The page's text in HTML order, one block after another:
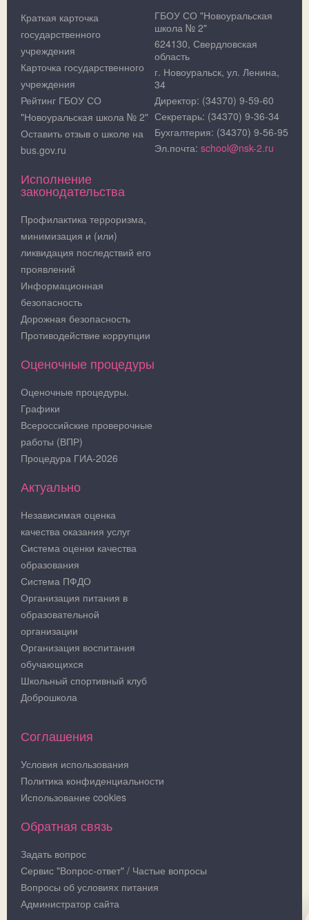
Краткая карточка
государственного
учреждения
Карточка государственного
учреждения
Рейтинг ГБОУ СО
"Новоуральская школа № 2"
Оставить отзыв о школе на
bus.gov.ru
Исполнение
законодательства
Профилактика терроризма,
минимизация и (или)
ликвидация последствий его
проявлений
Информационная
безопасность
Дорожная безопасность
Противодействие коррупции
Оценочные процедуры
Оценочные процедуры.
Графики
Всероссийские проверочные
работы (ВПР)
Процедура ГИА-2026
Актуально
Независимая оценка
качества оказания услуг
Система оценки качества
образования
Система ПФДО
Организация питания в
образовательной
организации
Организация воспитания
обучающихся
Школьный спортивный клуб
Доброшкола
ГБОУ СО "Новоуральская
школа № 2"
624130, Свердловская
область
г. Новоуральск, ул. Ленина,
34
Директор: (34370) 9-59-60
Секретарь: (34370) 9-36-34
Бухгалтерия: (34370) 9-56-95
Эл.почта: school@nsk-2.ru
Соглашения
Условия использования
Политика конфиденциальности
Использование cookies
Обратная связь
Задать вопрос
Сервис "Вопрос-ответ" / Частые вопросы
Вопросы об условиях питания
Администратор сайта